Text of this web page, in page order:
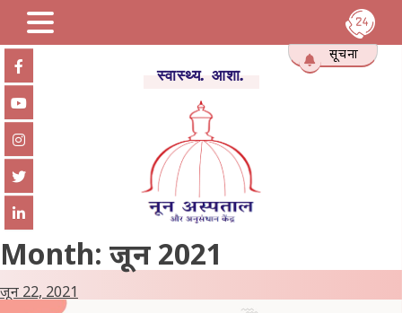
Skip
content
सूचना
Month: जून 2021
जून 22, 2021
स्वास्थ्य. आशा.